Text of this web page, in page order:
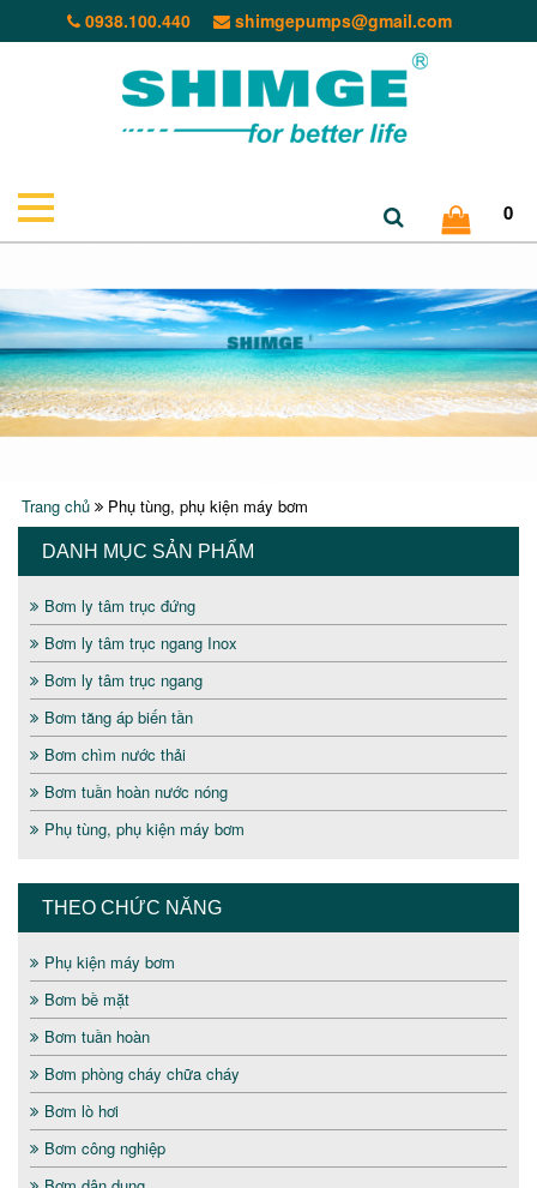
0938.100.440 shimgepumps@gmail.com
0
Trang chủ Phụ tùng, phụ kiện máy bơm
DANH MỤC SẢN PHẨM
Bơm ly tâm trục đứng
Bơm ly tâm trục ngang Inox
Bơm ly tâm trục ngang
Bơm tăng áp biến tần
Bơm chìm nước thải
Bơm tuần hoàn nước nóng
Phụ tùng, phụ kiện máy bơm
THEO CHỨC NĂNG
Phụ kiện máy bơm
Bơm bề mặt
Bơm tuần hoàn
Bơm phòng cháy chữa cháy
Bơm lò hơi
Bơm công nghiệp